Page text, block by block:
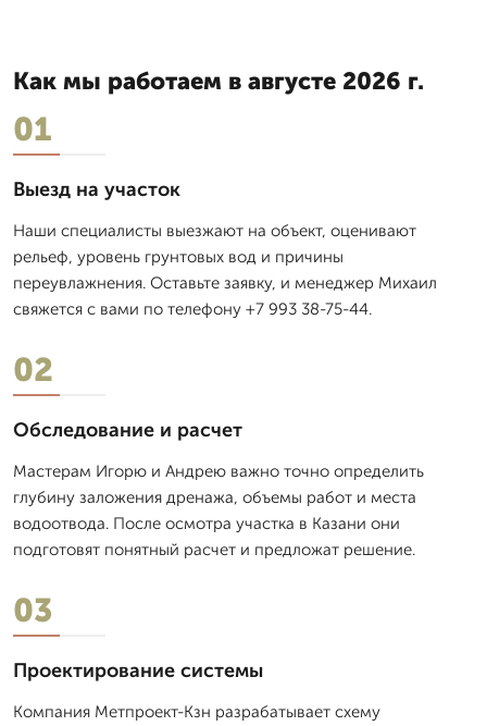
Как мы работаем в августе 2026 г.
01
Выезд на участок
Наши специалисты выезжают на объект, оценивают
рельеф, уровень грунтовых вод и причины
переувлажнения. Оставьте заявку, и менеджер Михаил
свяжется с вами по телефону +7 993 38-75-44.
02
Обследование и расчет
Мастерам Игорю и Андрею важно точно определить
глубину заложения дренажа, объемы работ и места
водоотвода. После осмотра участка в Казани они
подготовят понятный расчет и предложат решение.
03
Проектирование системы
Компания Метпроект-Кзн разрабатывает схему